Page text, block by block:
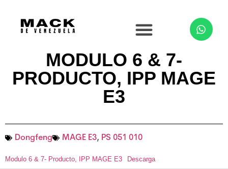
MODULO 6 & 7-
PRODUCTO, IPP MAGE
E3
Dongfeng MAGE E3, PS 051 010
Modulo 6 & 7- Producto, IPP MAGE E3 Descarga